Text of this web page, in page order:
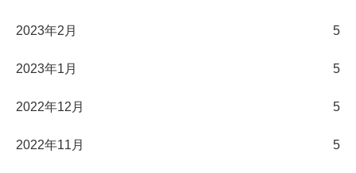
2023年2月 5
2023年1月 5
2022年12月 5
2022年11月 5